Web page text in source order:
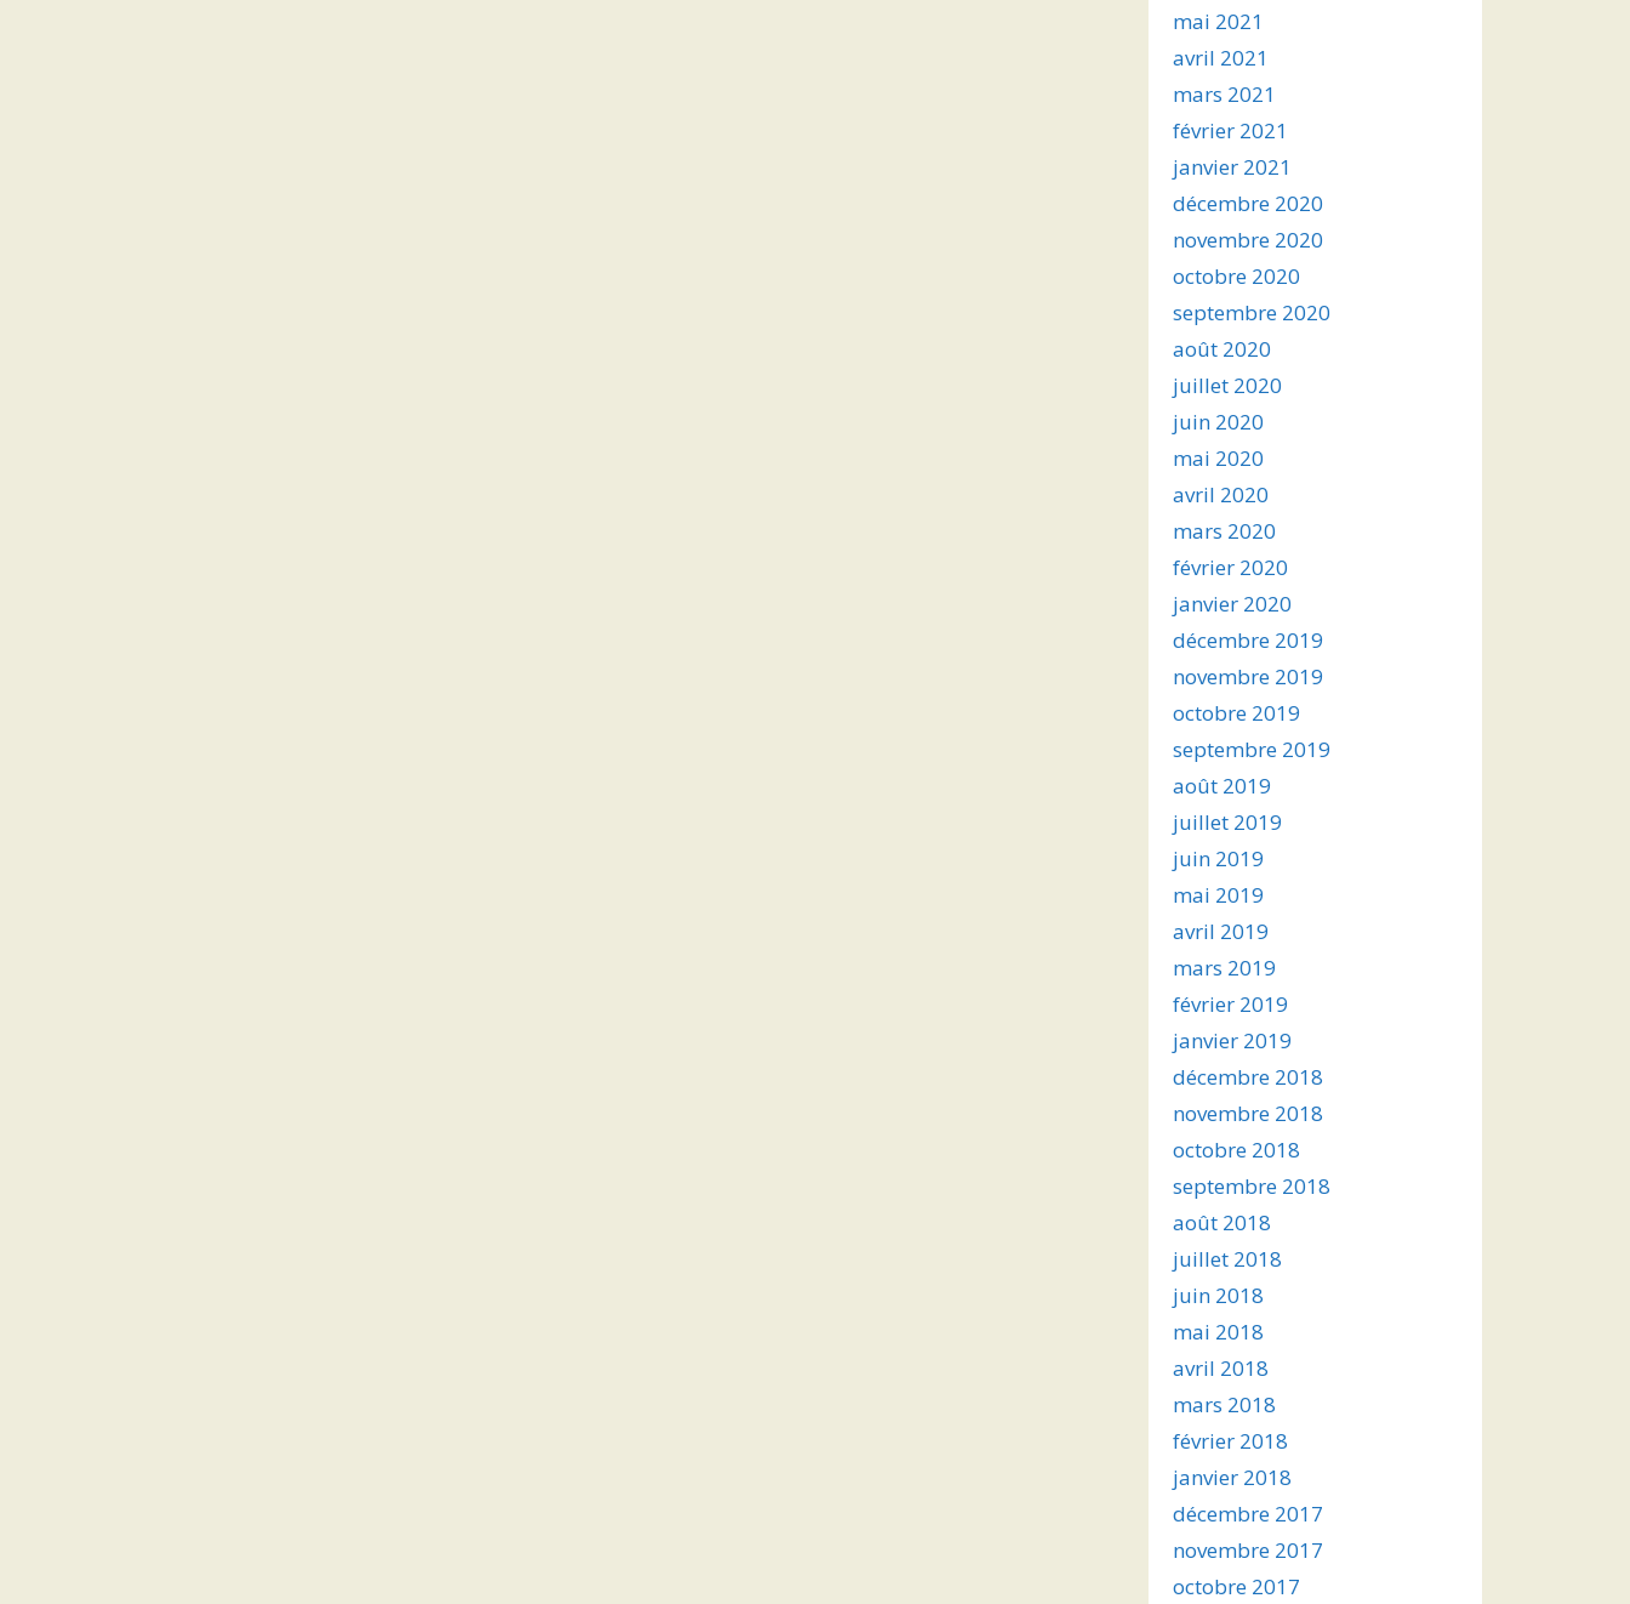
mai 2021
avril 2021
mars 2021
février 2021
janvier 2021
décembre 2020
novembre 2020
octobre 2020
septembre 2020
août 2020
juillet 2020
juin 2020
mai 2020
avril 2020
mars 2020
février 2020
janvier 2020
décembre 2019
novembre 2019
octobre 2019
septembre 2019
août 2019
juillet 2019
juin 2019
mai 2019
avril 2019
mars 2019
février 2019
janvier 2019
décembre 2018
novembre 2018
octobre 2018
septembre 2018
août 2018
juillet 2018
juin 2018
mai 2018
avril 2018
mars 2018
février 2018
janvier 2018
décembre 2017
novembre 2017
octobre 2017